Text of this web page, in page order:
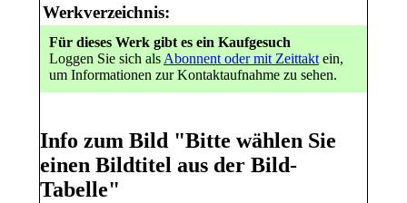
Werkverzeichnis:
Für dieses Werk gibt es ein Kaufgesuch
Loggen Sie sich als Abonnent oder mit Zeittakt ein,
um Informationen zur Kontaktaufnahme zu sehen.
Info zum Bild "Bitte wählen Sie
einen Bildtitel aus der Bild-
Tabelle"